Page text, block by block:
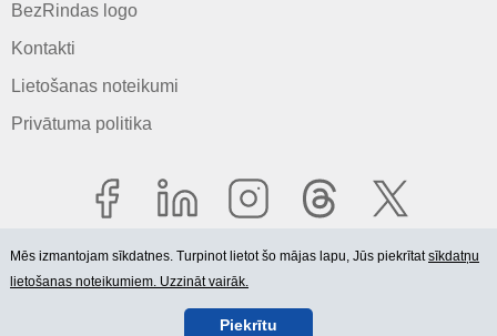
BezRindas logo
Kontakti
Lietošanas noteikumi
Privātuma politika
© 2006-2026 SIA "BEZRINDAS.LV".
Mēs izmantojam sīkdatnes. Turpinot lietot šo mājas lapu, Jūs piekrītatsīkdatņu
lietošanas noteikumiem. Uzzināt vairāk.
Piekrītu